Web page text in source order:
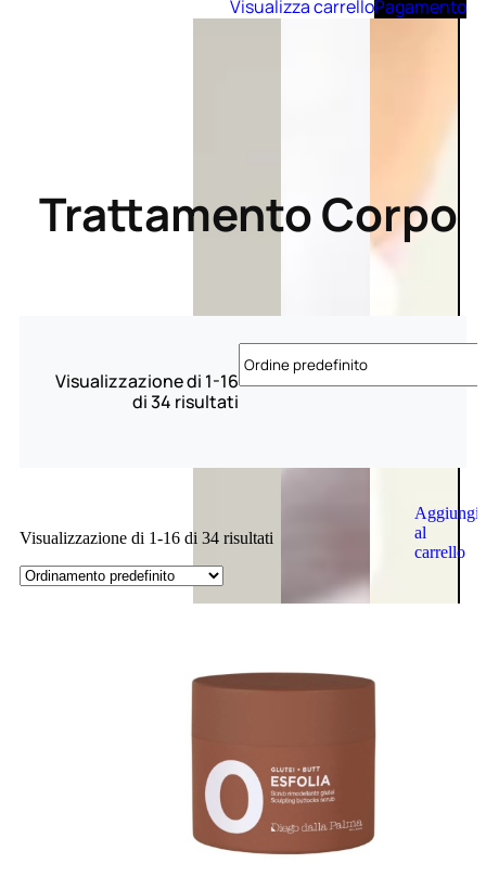
Aggiungi
al
carrello
Visualizza carrelloPagamento
Trattamento Corpo
Visualizzazione di 1-16
di 34 risultati
Visualizzazione di 1-16 di 34 risultati